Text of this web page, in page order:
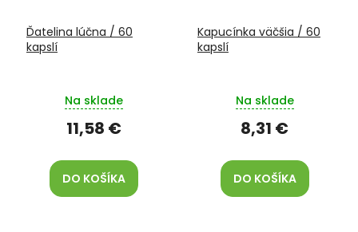
Ďatelina lúčna / 60
kapslí
Na sklade
11,58 €
DO KOŠÍKA
Kapucínka väčšia / 60
kapslí
Na sklade
8,31 €
DO KOŠÍKA